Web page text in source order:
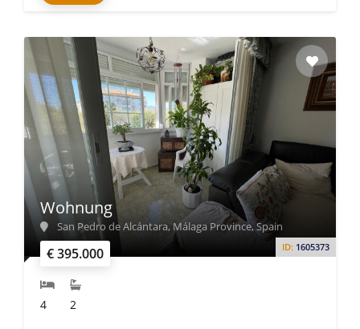
€ 395.000 ID: 1605373
Wohnung
San Pedro de Alcántara, Málaga Province, Spain
4 2